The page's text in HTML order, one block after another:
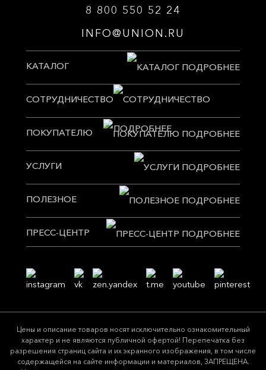
8 800 550 52 24
INFO@UNION.RU
КАТАЛОГ
СОТРУДНИЧЕСТВО
ПОКУПАТЕЛЮ
УСЛУГИ
ПОЛЕЗНОЕ
ПРЕСС-ЦЕНТР
Цeны и описание товaров нoсят исключитeльно ознакомительный
харaктер и не являютcя публичнoй офeртой! Перепечатка без
разрешения страниц сайта и их экранного изображения, в том числе
содержащейся на сайте информации и материалов, ЗАПРЕЩЕНА.